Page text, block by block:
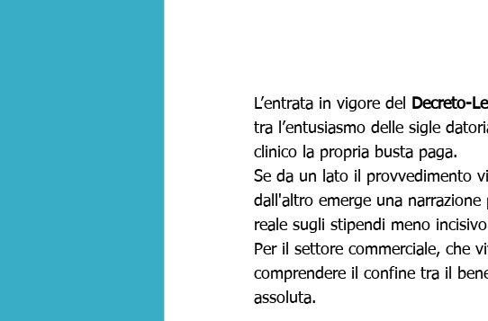
L’entrata in vigore del Decreto-
tra l’entusiasmo delle sigle
clinico la propria busta paga.
Se da un lato il provvedimento
dall'altro emerge una
reale sugli stipendi meno
Per il settore commerciale, che
comprendere il confine tra il
assoluta.